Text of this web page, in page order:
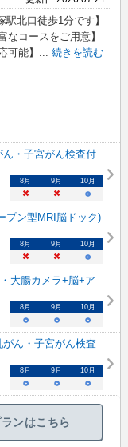
駅北口徒歩1分です】
なコースをご用意】
可能】 ... 続きを読む
・子宮がん検査付
8月 9月 10月
× × ○
ン型MRI脳ドック)
8月 9月 10月
× × ○
大腸カメラ+脳+ア
8月 9月 10月
○ ○ ○
ん・子宮がん検査
8月 9月 10月
○ ○ ○
ンはこちら